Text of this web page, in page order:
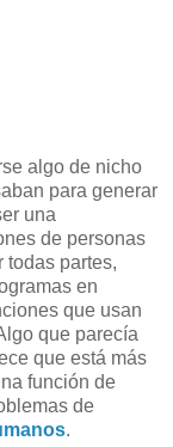
algo de nicho
para generar
una
de personas
todas partes,
en
que usan
que parecía
que está más
función de
de
.